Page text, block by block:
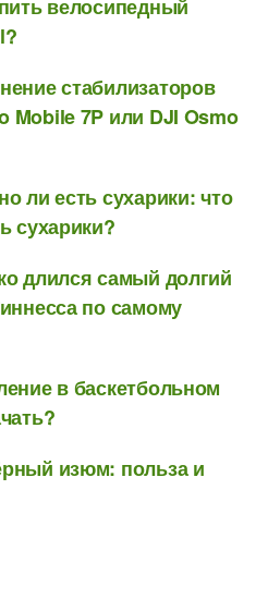
велосипедный
стабилизаторов
Mobile 7P или DJI Osmo
ли есть сухарики: что
сухарики?
длился самый долгий
по самому
в баскетбольном
изюм: польза и